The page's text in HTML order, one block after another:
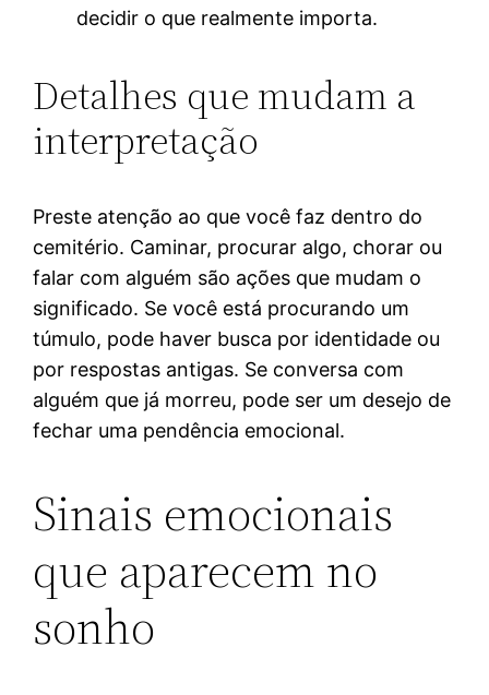
decidir o que realmente importa.
Detalhes que mudam a
interpretação
Preste atenção ao que você faz dentro do
cemitério. Caminar, procurar algo, chorar ou
falar com alguém são ações que mudam o
significado. Se você está procurando um
túmulo, pode haver busca por identidade ou
por respostas antigas. Se conversa com
alguém que já morreu, pode ser um desejo de
fechar uma pendência emocional.
Sinais emocionais
que aparecem no
sonho